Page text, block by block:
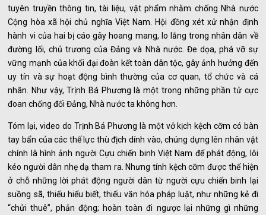
tuyên truyền thông tin, tài liệu, vật phẩm nhằm chống Nhà nước
Cộng hòa xã hội chủ nghĩa Việt Nam. Hội đồng xét xử nhận định
hành vi của hai bị cáo gây hoang mang, lo lắng trong nhân dân về
đường lối, chủ trương của Đảng và Nhà nước. Đe dọa, phá vỡ sự
vững mạnh của khối đại đoàn kết toàn dân tộc, gây ảnh hưởng đến
uy tín và sự hoạt động bình thường của cơ quan, tổ chức và cá
nhân. Như vậy, Trịnh Bá Phương là một trong những phần tử cực
đoan chống đối Đảng, Nhà nước ta không hơn.
Tóm lại, video do Trịnh Bá Phương là một vở kịch kệch cỡm có bàn
tay bẩn của các thế lực thù địch dính vào, chúng dựng lên nhân vật
chính là hình ảnh người Cựu chiến binh Việt Nam để phát động, lôi
kéo người dân nhẹ dạ tham ra. Nhưng tính kệch cỡm được thể hiện
ở chỗ những lời phát động người dân từ người cựu chiến binh lại
suồng sã, thiếu hiểu biết, thiếu văn hóa pháp luật, như những kẻ đi
“chửi thuê”, phản động; hoàn toàn đi ngược lại những gì những